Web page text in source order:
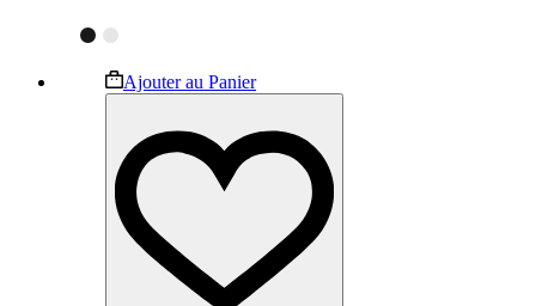
Ajouter au PanierCe
produit
plusieurs
variations.
options
peuvent
être
choisies
sur